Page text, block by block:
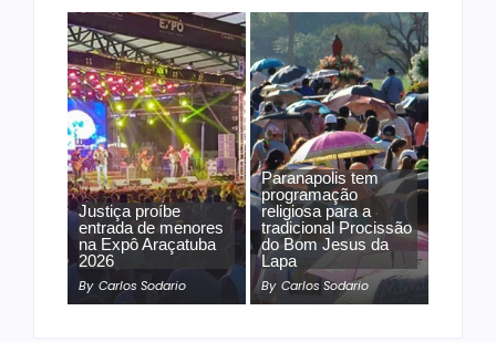
Justiça proíbe
entrada de menores
na Expô Araçatuba
2026
By Carlos Sodario
Paranapolis tem
programação
religiosa para a
tradicional Procissão
do Bom Jesus da
Lapa
By Carlos Sodario